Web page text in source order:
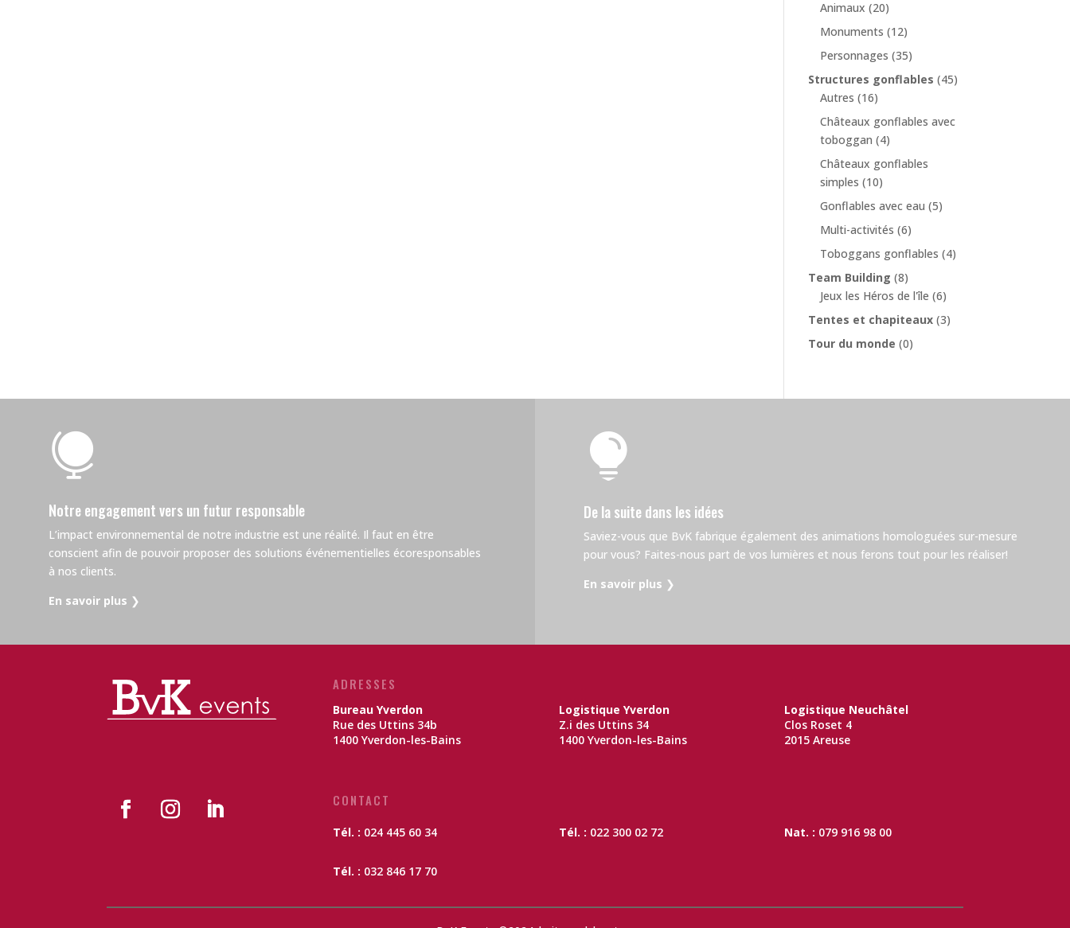
Animaux (20)
Monuments (12)
Personnages (35)
Structures gonflables (45)
Autres (16)
Châteaux gonflables avec
toboggan (4)
Châteaux gonflables
simples (10)
Gonflables avec eau (5)
Multi-activités (6)
Toboggans gonflables (4)
Team Building (8)
Jeux les Héros de l'île (6)
Tentes et chapiteaux (3)
Tour du monde (0)

Notre engagement vers un futur responsable
L’impact environnemental de notre industrie est une réalité. Il faut en être
conscient afin de pouvoir proposer des solutions événementielles écoresponsables
à nos clients.
En savoir plus ❯

De la suite dans les idées
Saviez-vous que BvK fabrique également des animations homologuées sur-mesure
pour vous? Faites-nous part de vos lumières et nous ferons tout pour les réaliser!
En savoir plus ❯
ADRESSES
Bureau Yverdon
Rue des Uttins 34b
1400 Yverdon-les-Bains
Logistique Yverdon
Z.i des Uttins 34
1400 Yverdon-les-Bains
Logistique Neuchâtel
Clos Roset 4
2015 Areuse
CONTACT
Tél. : 024 445 60 34
Tél. : 032 846 17 70
Tél. : 022 300 02 72 Nat. : 079 916 98 00